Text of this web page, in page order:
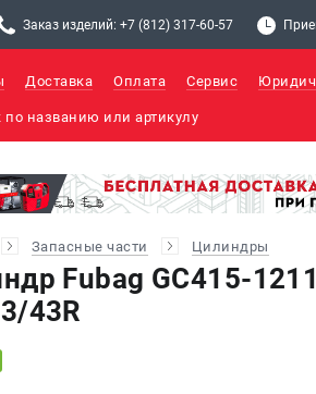
Заказ изделий: +7 (812) 317-60-57
Доставка Оплата Сервис
Запасные части Цилиндры
Fubag GC415-
43R